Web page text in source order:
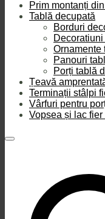
Prim montanți
Tablă decupată
Borduri
Ornamente
Panouri
Porți tablă
Țeavă
Terminații stâlpi
Vârfuri pentru
Vopsea și lac fier